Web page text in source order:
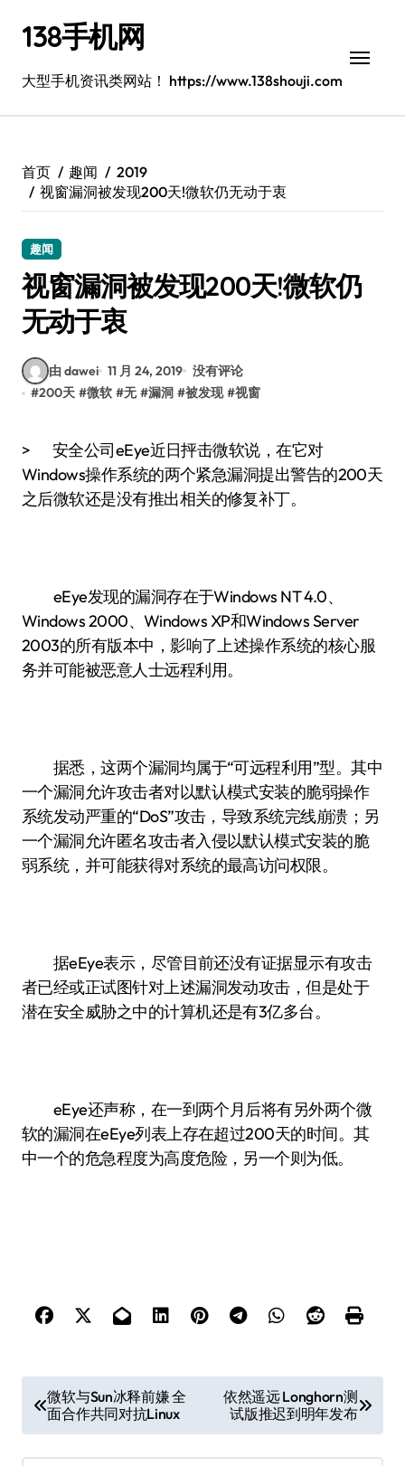
138手机网
大型手机资讯类网站！ https://www.138shouji.com
首页 趣闻
2019
视窗漏洞被发现200天!微软仍无动于衷
趣闻
视窗漏洞被发现200天!微软仍
无动于衷
由 dawei 11 月 24, 2019 没有评论
#200天 #微软 #无 #漏洞 #被发现 #视窗
> 安全公司eEye近日抨击微软说，在它对
Windows操作系统的两个紧急漏洞提出警告的200天
之后微软还是没有推出相关的修复补丁。
eEye发现的漏洞存在于Windows NT 4.0、
Windows 2000、Windows XP和Windows Server
2003的所有版本中，影响了上述操作系统的核心服
务并可能被恶意人士远程利用。
据悉，这两个漏洞均属于“可远程利用”型。其中
一个漏洞允许攻击者对以默认模式安装的脆弱操作
系统发动严重的“DoS”攻击，导致系统完线崩溃；另
一个漏洞允许匿名攻击者入侵以默认模式安装的脆
弱系统，并可能获得对系统的最高访问权限。
据eEye表示，尽管目前还没有证据显示有攻击
者已经或正试图针对上述漏洞发动攻击，但是处于
潜在安全威胁之中的计算机还是有3亿多台。
eEye还声称，在一到两个月后将有另外两个微
软的漏洞在eEye列表上存在超过200天的时间。其
中一个的危急程度为高度危险，另一个则为低。
章
导
微软与Sun冰释前嫌 全
面合作共同对抗Linux
依然遥远 Longhorn测
试版推迟到明年发布